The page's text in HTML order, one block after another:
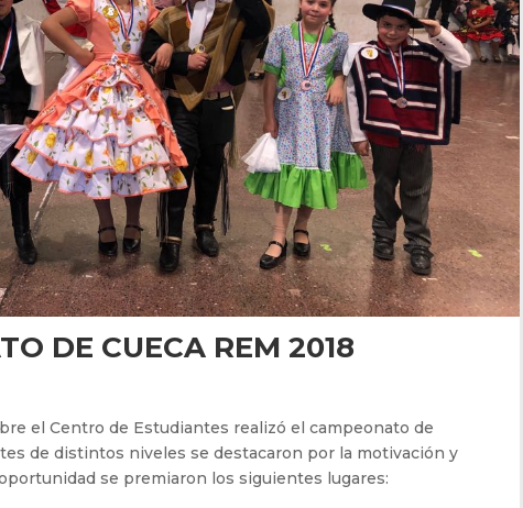
DE CUECA REM 2018
el Centro de Estudiantes realizó el campeonato de
de distintos niveles se destacaron por la motivación y
se premiaron los siguientes lugares: